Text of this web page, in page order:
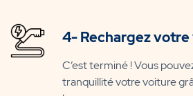
4- Rechargez votre
C’est terminé ! Vous
tranquillité votre voiture